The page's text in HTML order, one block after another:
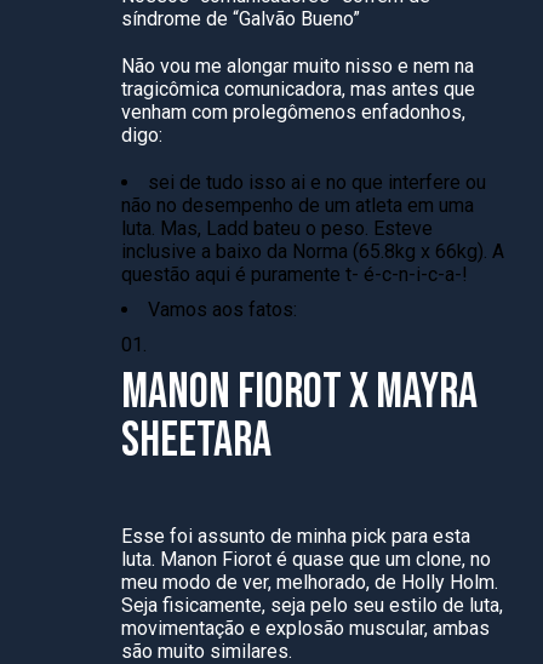
síndrome de “Galvão Bueno”
Não vou me alongar muito nisso e nem na
tragicômica comunicadora, mas antes que
venham com prolegômenos enfadonhos,
digo:
sei de tudo isso ai e no que interfere ou
não no desempenho de um atleta em uma
luta. Mas, Ladd bateu o peso. Esteve
inclusive a baixo da Norma (65.8kg x 66kg). A
questão aqui é puramente t- é-c-n-i-c-a-!
Vamos aos fatos:
MANON FIOROT X MAYRA
SHEETARA
Esse foi assunto de minha pick para esta
luta. Manon Fiorot é quase que um clone, no
meu modo de ver, melhorado, de Holly Holm.
Seja fisicamente, seja pelo seu estilo de luta,
movimentação e explosão muscular, ambas
são muito similares.